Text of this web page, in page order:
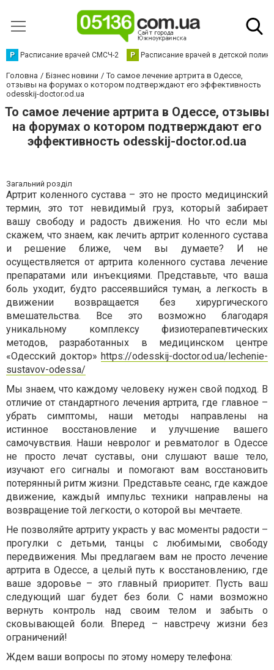
Р Расписание врачей СМСЧ-2 Р Расписание врачей в детской
Головна Бізнес новини
То самое лечение артрита в Одессе,
отзывы на форумах о котором подтверждают его эффективность
odesskij-doctor.od.ua
То самое лечение артрита в Одессе, отзывы
на форумах о котором подтверждают его
эффективность odesskij-doctor.od.ua
Загальний розділ
Артрит коленного сустава – это не просто медицинский
термин, это тот невидимый груз, который забирает
вашу свободу и радость движения. Но что если мы
скажем, что знаем, как лечить артрит коленного сустава
и решение ближе, чем вы думаете? И не
осуществляется от артрита коленного сустава лечение
препаратами или инъекциями. Представьте, что ваша
боль уходит, будто рассеявшийся туман, а легкость в
движении возвращается без хирургического
вмешательства. Все это возможно благодаря
уникальному комплексу физиотерапевтических
методов, разработанных в медицинском центре
«Одесский доктор» https://odesskij-doctor.od.ua/lechenie-
sustavov-odessa/
Мы знаем, что каждому человеку нужен свой подход. В
отличие от стандартного лечения артрита, где главное –
убрать симптомы, наши методы направлены на
истинное восстановление и улучшение вашего
самочувствия. Наши невролог и ревматолог в Одессе
не просто лечат суставы, они слушают ваше тело,
изучают его сигналы и помогают вам восстановить
потерянный ритм жизни. Представьте сеанс, где каждое
движение, каждый импульс техники направлены на
возвращение той легкости, о которой вы мечтаете.
Не позволяйте артриту украсть у вас моменты радости –
прогулки с детьми, танцы с любимыми, свободу
передвижения. Мы предлагаем вам не просто лечение
артрита в Одессе, а целый путь к восстановлению, где
ваше здоровье – это главный приоритет. Пусть ваш
следующий шаг будет без боли. С нами возможно
вернуть контроль над своим телом и забыть о
сковывающей боли. Вперед – навстречу жизни без
ограничений!
Ждем ваши вопросы по этому номеру телефона: